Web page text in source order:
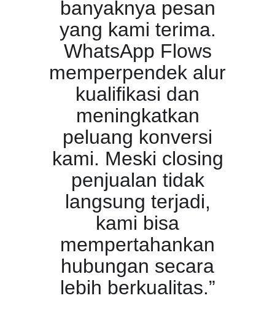
banyaknya pesan
yang kami terima.
WhatsApp Flows
memperpendek alur
kualifikasi dan
meningkatkan
peluang konversi
kami. Meski closing
penjualan tidak
langsung terjadi,
kami bisa
mempertahankan
hubungan secara
lebih berkualitas.”